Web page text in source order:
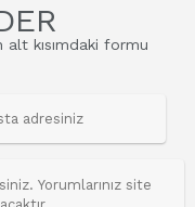
alt kısımdaki formu